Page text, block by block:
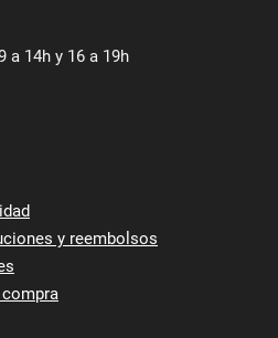
a 14h y 16 a 19h
y reembolsos